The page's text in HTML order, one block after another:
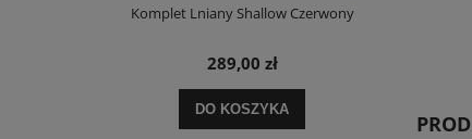
Komplet Lniany Shallow Czerwony
289,00 zł
DO KOSZYKA